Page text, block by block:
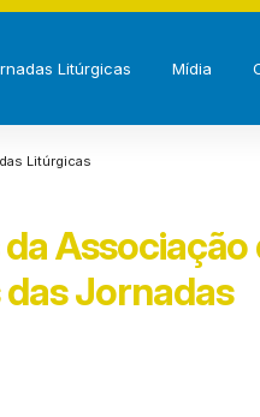
Litúrgicas Mídia
Litúrgicas
Associação
Jornadas